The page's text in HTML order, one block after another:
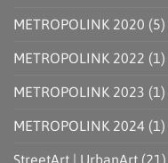
TO
UTOPIA
METROPOLINK 2020 (5)
METROPOLINK 2022 (1)
METROPOLINK 2023 (1)
METROPOLINK 2024 (1)
StreetArt | UrbanArt (21)